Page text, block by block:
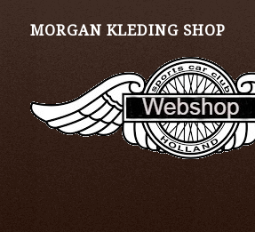
MORGAN KLEDING SHOP